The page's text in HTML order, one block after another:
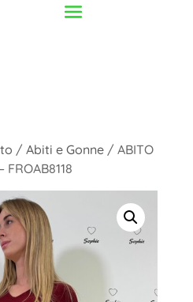
/ Abiti e Gonne/ ABITO
FROAB8118